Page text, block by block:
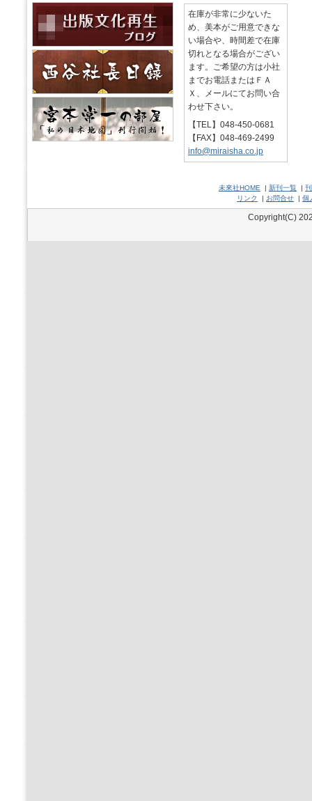
在庫が非常に少ないた
め、美本がご用意できな
い場合や、時間差で在庫
切れとなる場合がござい
ます。ご希望の方は小社
までお電話またはＦＡ
Ｘ、メールにてお問い合
わせ下さい。
【TEL】048-450-0681
【FAX】048-469-2499
info@miraisha.co.jp
未來社HOME | 新刊一覧 |
リンク
| お問合せ | 個
Copyright(C)